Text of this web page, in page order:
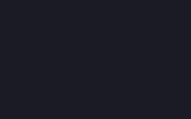
a breve distanza in macchina
visitatori.